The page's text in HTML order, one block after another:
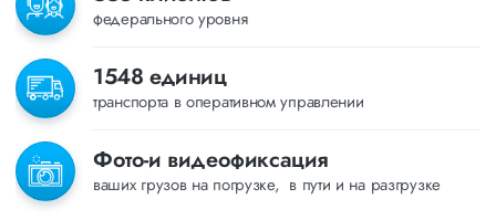
федерального уровня
1548 единиц
транспорта в оперативном управлении
Фото-и видеофиксация
ваших грузов на погрузке, в пути и на разгрузке